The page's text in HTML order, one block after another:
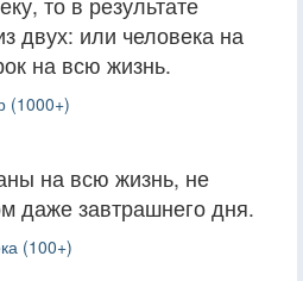
двух: или человека на
на всю жизнь.
(1000+)
на всю жизнь, не
даже завтрашнего дня.
(100+)